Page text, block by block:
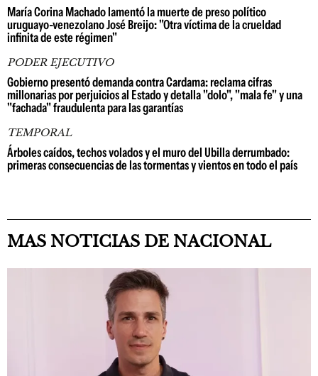
María Corina Machado lamentó la muerte de preso político
uruguayo-venezolano José Breijo: "Otra víctima de la crueldad
infinita de este régimen"
PODER EJECUTIVO
Gobierno presentó demanda contra Cardama: reclama cifras
millonarias por perjuicios al Estado y detalla "dolo", "mala fe" y una
"fachada" fraudulenta para las garantías
TEMPORAL
Árboles caídos, techos volados y el muro del Ubilla derrumbado:
primeras consecuencias de las tormentas y vientos en todo el país
MAS NOTICIAS DE NACIONAL